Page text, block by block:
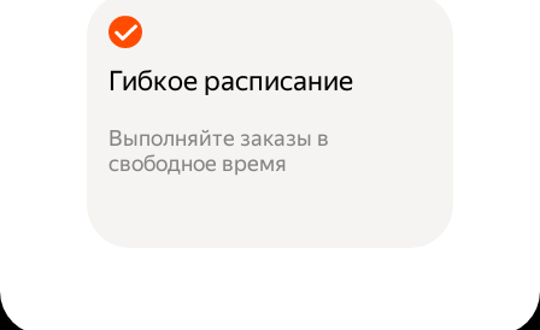
Гибкое расписание
Выполняйте заказы в
свободное время